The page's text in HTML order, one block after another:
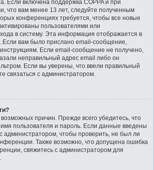
Если включена поддержка COPPA и при
что вам менее 13 лет, следуйте полученным
конференциях требуется, чтобы все новые
пользователями или
в систему. Эта информация отображается в
Если вам было прислано email-сообщение,
Если email-сообщение не получено,
неправильный адрес email либо он
Если вы уверены, что ввели правильный
связаться с администратором.
причин. Прежде всего убедитесь, что
пользователя и пароль. Если данные введены
администратором, чтобы проверить, не был ли
Также возможно, что допущена ошибка
свяжитесь с администратором для